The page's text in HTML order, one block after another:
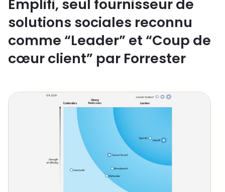
Support Login
Demo
Emplifi, seul fournisseur de
solutions sociales reconnu
comme “Leader” et “Coup de
cœur client” par Forrester